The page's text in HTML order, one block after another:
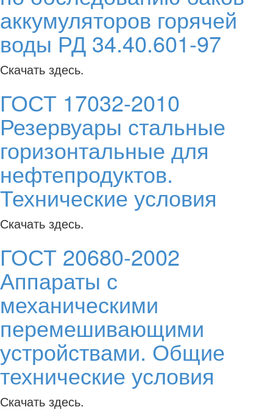
аккумуляторов горячей
воды РД 34.40.601-97
Скачать здесь.
ГОСТ 17032-2010
Резервуары стальные
горизонтальные для
нефтепродуктов.
Технические условия
Скачать здесь.
ГОСТ 20680-2002
Аппараты с
механическими
перемешивающими
устройствами. Общие
технические условия
Скачать здесь.